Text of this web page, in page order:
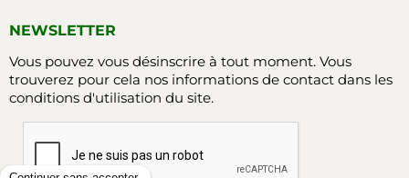
NEWSLETTER
Vous pouvez vous désinscrire à tout moment. Vous
trouverez pour cela nos informations de contact dans les
conditions d'utilisation du site.